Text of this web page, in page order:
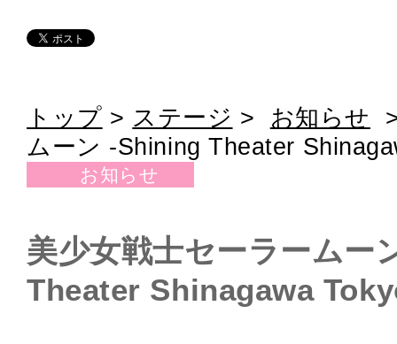
トップ > ステージ > お知らせ
ムーン -Shining Theater
お知らせ
美少女戦士セーラームー
Theater Shinagawa